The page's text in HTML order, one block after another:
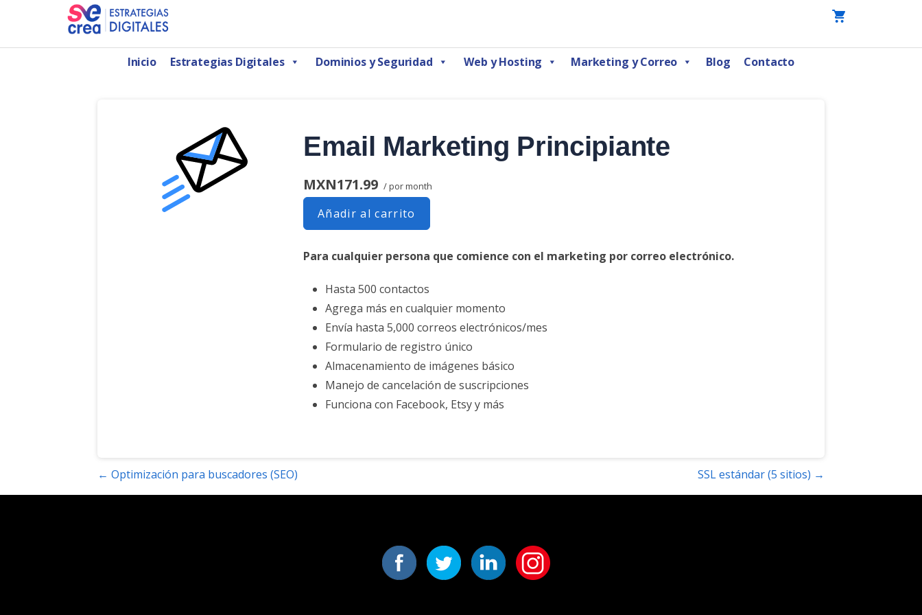
contenido
SeCrea Estrategias Digitales | Agencia de Marketing Digital CDMX
Inicio Estrategias Digitales Dominios y Seguridad Web y Hosting Marketing y Correo Blog Contacto
Email Marketing Principiante
MXN171.99 / por month
Añadir al carrito
Para cualquier persona que comience con el marketing por correo electrónico.
Hasta 500 contactos
Agrega más en cualquier momento
Envía hasta 5,000 correos electrónicos/mes
Formulario de registro único
Almacenamiento de imágenes básico
Manejo de cancelación de suscripciones
Funciona con Facebook, Etsy y más
Navegación
← Optimización para buscadores (SEO) SSL estándar (5 sitios) →